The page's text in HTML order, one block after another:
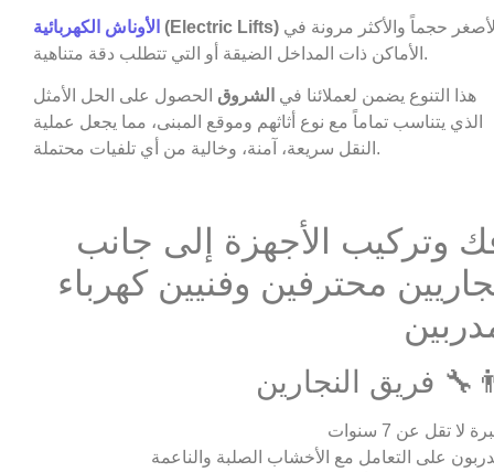
الأوناش الكهربائية (Electric Lifts)
الأماكن ذات المداخل الضيقة أو التي تتطلب دقة متناهية.
هذا التنوع يضمن لعملائنا في الشروق الحصول على الحل الأمثل
الذي يتناسب تماماً مع نوع أثاثهم وموقع المبنى، مما يجعل عملية
النقل سريعة، آمنة، وخالية من أي تلفيات محتملة.
وتركيب الأجهزة إلى جانب
محترفين وفنيين كهرباء
فريق النجارين
لا تقل عن 7 سنوات
على التعامل مع الأخشاب الصلبة والناعمة